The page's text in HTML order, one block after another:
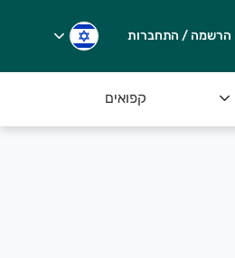
הרשמה / התחברות
קפואים